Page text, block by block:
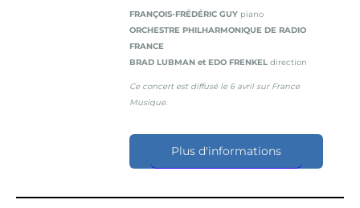
FRANÇOIS-FRÉDÉRIC GUY piano
ORCHESTRE PHILHARMONIQUE DE RADIO
FRANCE
BRAD LUBMAN et EDO FRENKELdirection
Ce concert est diffusé le 6 avril sur France
Musique.
Plus d'informations